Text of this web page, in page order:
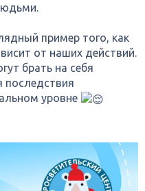
пример того, как
от наших действий.
брать на себя
последствия
уровне